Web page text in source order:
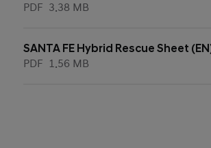
PDF 3.38 MB
SANTA FE Hybrid Rescue Sheet
PDF 1.56 MB